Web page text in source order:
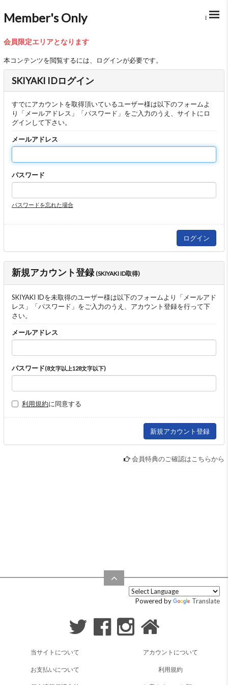
Member's Only BACK
会員限定エリアとなります
本コンテンツを閲覧するには、ログインが必要です。
SKIYAKI IDログイン
すでにアカウントを取得頂いているユーザー様は以下のフォームよ
り「メールアドレス」「パスワード」をご入力のうえ、サイトにロ
グインして下さい。
メールアドレス
パスワード
パスワードを忘れた場合
新規アカウント登録(SKIYAKI ID取得)
SKIYAKI IDを未取得のユーザー様は以下のフォームより「メールアド
レス」「パスワード」をご入力のうえ、アカウント登録を行って下
さい。
メールアドレス
パスワード(8文字以上128文字以下)
利用規約に同意する
会員特典のご確認はこちらから
Powered by Translate
当サイトについて アカウントについて
お支払いについて 利用規約